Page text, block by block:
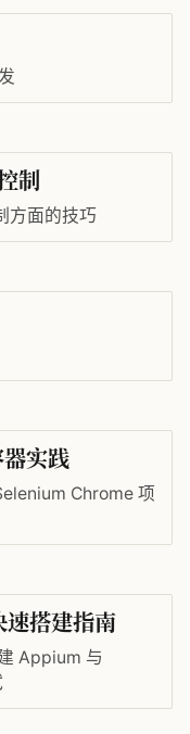
制
方面的技巧
实践
Chrome 项
搭建指南
Appium 与